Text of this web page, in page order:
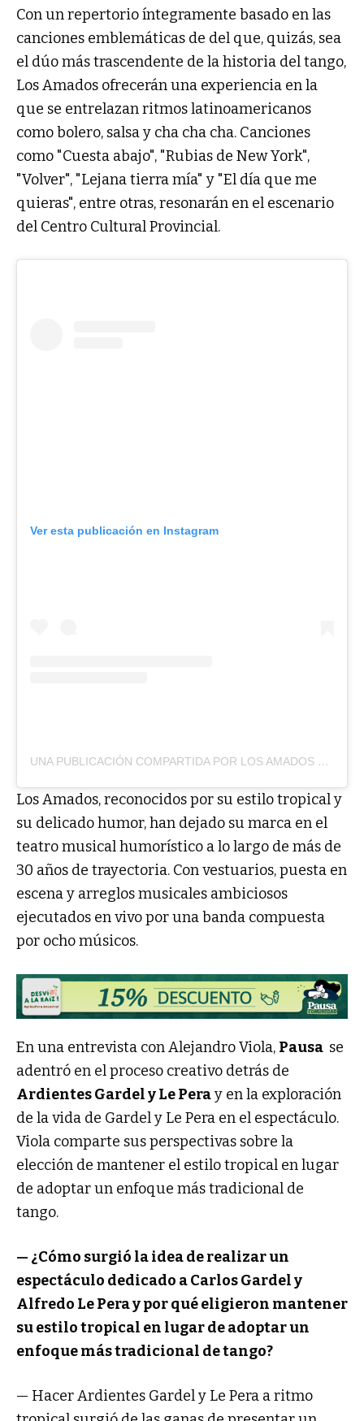
Con un repertorio íntegramente basado en las
canciones emblemáticas de del que, quizás, sea
el dúo más trascendente de la historia del tango,
Los Amados ofrecerán una experiencia en la
que se entrelazan ritmos latinoamericanos
como bolero, salsa y cha cha cha. Canciones
como "Cuesta abajo", "Rubias de New York",
"Volver", "Lejana tierra mía" y "El día que me
quieras", entre otras, resonarán en el escenario
del Centro Cultural Provincial.
Ver esta publicación en Instagram
UNA PUBLICACIÓN COMPARTIDA POR LOS AMADOS
Los Amados, reconocidos por su estilo tropical y
su delicado humor, han dejado su marca en el
teatro musical humorístico a lo largo de más de
30 años de trayectoria. Con vestuarios, puesta en
escena y arreglos musicales ambiciosos
ejecutados en vivo por una banda compuesta
por ocho músicos.
En una entrevista con Alejandro Viola, Pausa se
adentró en el proceso creativo detrás de
Ardientes Gardel y Le Peray en la exploración
de la vida de Gardel y Le Pera en el espectáculo.
Viola comparte sus perspectivas sobre la
elección de mantener el estilo tropical en lugar
de adoptar un enfoque más tradicional de
tango.
— ¿Cómo surgió la idea de realizar un
espectáculo dedicado a Carlos Gardel y
Alfredo Le Pera y por qué eligieron mantener
su estilo tropical en lugar de adoptar un
enfoque más tradicional de tango?
— Hacer Ardientes Gardel y Le Pera a ritmo